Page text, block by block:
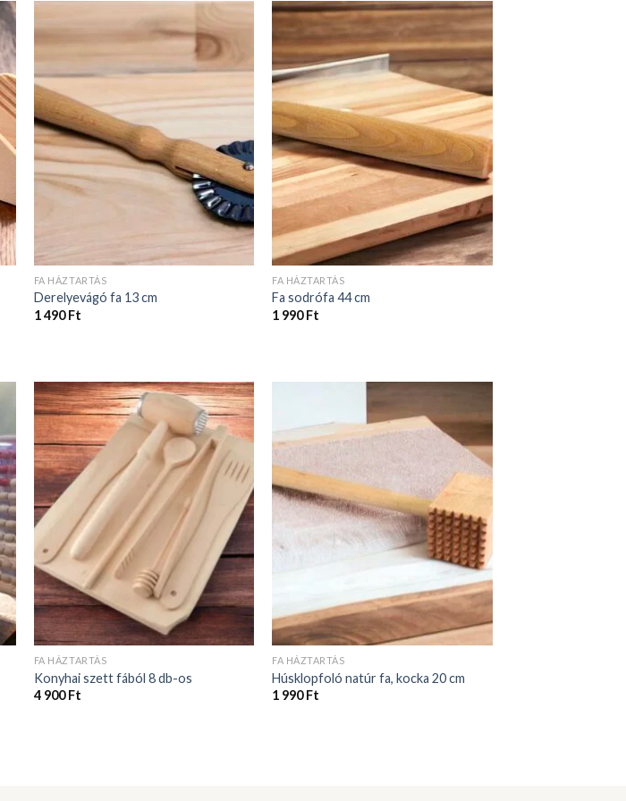
FA HÁZTARTÁS
Derelyevágó fa 13 cm
1 490Ft
FA HÁZTARTÁS
Fa sodrófa 44 cm
1 990Ft
FA HÁZTARTÁS
Konyhai szett fából 8 db-os
4 900Ft
FA HÁZTARTÁS
Húsklopfoló natúr fa, kocka 20 cm
1 990Ft